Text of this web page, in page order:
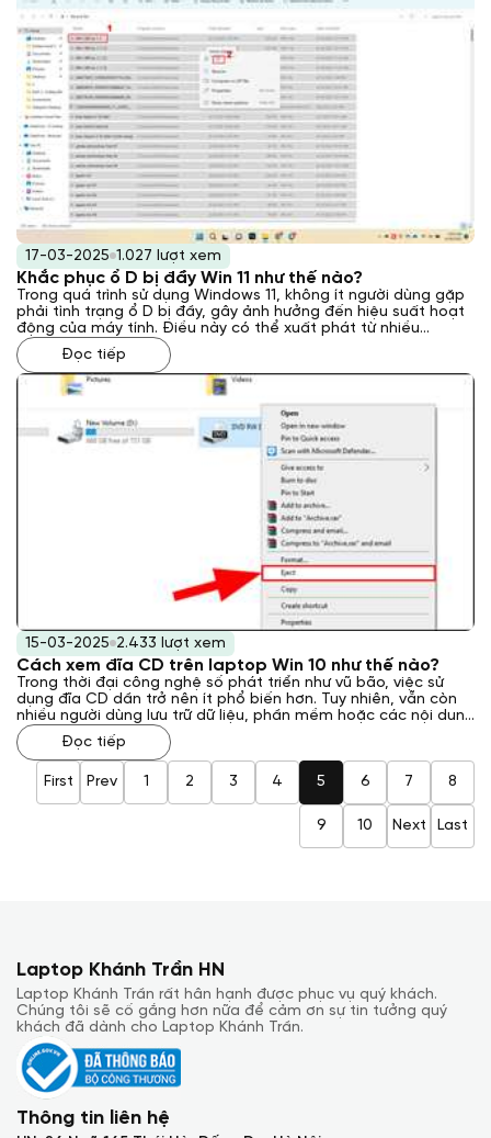
17-03-2025 1.027 lượt xem
Khắc phục ổ D bị đầy Win 11 như thế nào?
Trong quá trình sử dụng Windows 11, không ít người dùng gặp
phải tình trạng ổ D bị đầy, gây ảnh hưởng đến hiệu suất hoạt
động của máy tính. Điều này có thể xuất phát từ nhiều
nguyên nhân khác nhau, từ việc lưu trữ quá nhiều dữ liệu cá
nhân đến sự tích tụ của các tệp tin tạm thời và rác hệ thống.
Vậy cách khắc phục ổ D bị đầy Win 11 như thế nào? Laptop
Khánh Trần sẽ giải đáp cho bạn qua bài viết này.
Đọc tiếp
15-03-2025 2.433 lượt xem
Cách xem đĩa CD trên laptop Win 10 như thế nào?
Trong thời đại công nghệ số phát triển như vũ bão, việc sử
dụng đĩa CD dần trở nên ít phổ biến hơn. Tuy nhiên, vẫn còn
nhiều người dùng lưu trữ dữ liệu, phần mềm hoặc các nội dung
đa phương tiện khác trên đĩa CD. Vậy, cách xem đĩa CD trên
laptop Win 10 như thế nào? Laptop Khánh Trần sẽ cung cấp
cho bạn những hướng dẫn chi tiết và dễ hiểu nhất để thực
hiện việc này.
Đọc tiếp
First Prev 1 2 3 4 5 6 7 8
9 10 Next Last
Laptop Khánh Trần HN
Laptop Khánh Trần rất hân hạnh được phục vụ quý khách.
Chúng tôi sẽ cố gắng hơn nữa để cảm ơn sự tin tưởng quý
khách đã dành cho Laptop Khánh Trần.
Thông tin liên hệ